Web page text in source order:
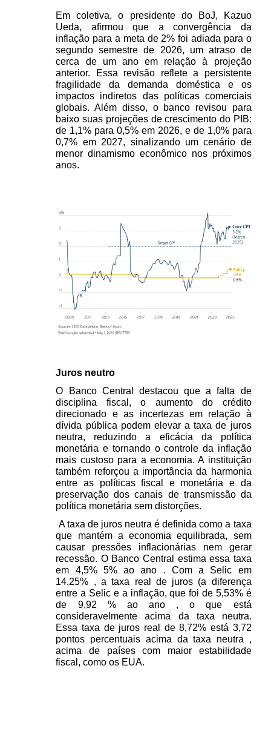
Em coletiva, o presidente do BoJ, Kazuo
Ueda, afirmou que a convergência da
inflação para a meta de 2% foi adiada para o
segundo semestre de 2026, um atraso de
cerca de um ano em relação à projeção
anterior. Essa revisão reflete a persistente
fragilidade da demanda doméstica e os
impactos indiretos das políticas comerciais
globais. Além disso, o banco revisou para
baixo suas projeções de crescimento do PIB:
de 1,1% para 0,5% em 2026, e de 1,0% para
0,7% em 2027, sinalizando um cenário de
menor dinamismo econômico nos próximos
anos.
Juros neutro
O Banco Central destacou que a falta de
disciplina fiscal, o aumento do crédito
direcionado e as incertezas em relação à
dívida pública podem elevar a taxa de juros
neutra, reduzindo a eficácia da política
monetária e tornando o controle da inflação
mais custoso para a economia. A instituição
também reforçou a importância da harmonia
entre as políticas fiscal e monetária e da
preservação dos canais de transmissão da
política monetária sem distorções.
A taxa de juros neutra é definida como a taxa
que mantém a economia equilibrada, sem
causar pressões inflacionárias nem gerar
recessão. O Banco Central estima essa taxa
em 4,5% 5% ao ano . Com a Selic em
14,25% , a taxa real de juros (a diferença
entre a Selic e a inflação, que foi de 5,53% é
de 9,92 % ao ano , o que está
consideravelmente acima da taxa neutra.
Essa taxa de juros real de 8,72% está 3,72
pontos percentuais acima da taxa neutra ,
acima de países com maior estabilidade
fiscal, como os EUA.